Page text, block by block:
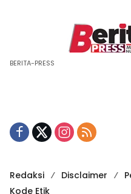
BERITA-PRESS
Redaksi Disclaimer
Kode Etik